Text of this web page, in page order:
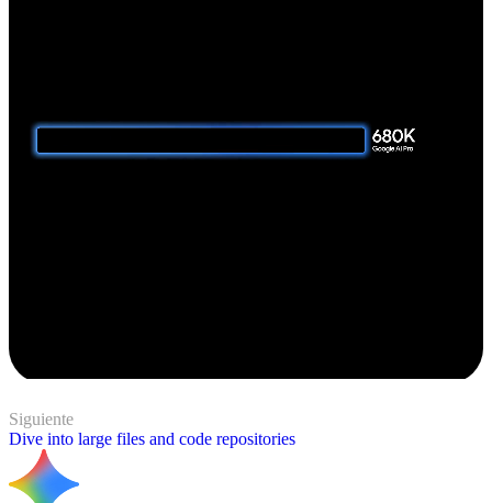
Siguiente
Dive into large files and code repositories